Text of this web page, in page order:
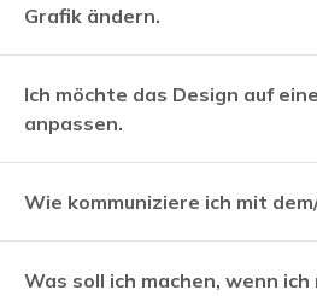
Grafik ändern.
Ich möchte das Design auf
anpassen.
Wie kommuniziere ich mit
Was soll ich machen, wenn